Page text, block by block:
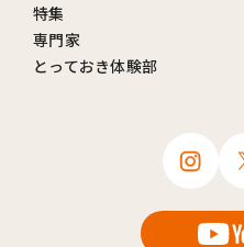
特集
専門家
とっておき体験部